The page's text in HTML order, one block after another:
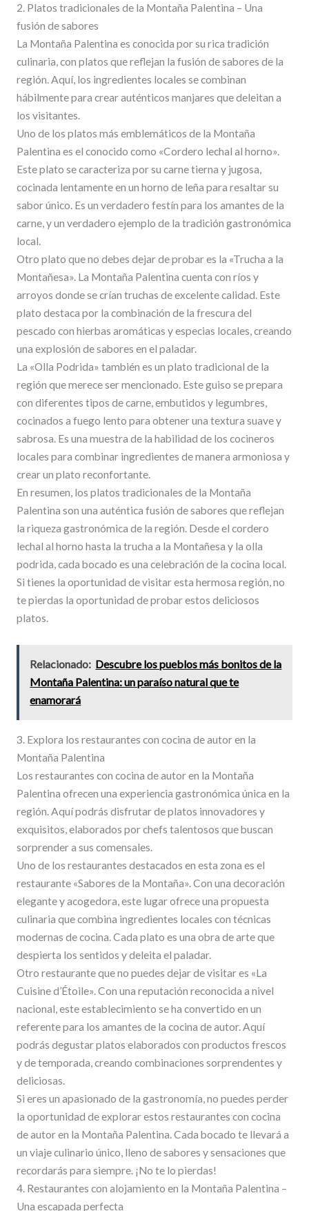
2. Platos tradicionales de la Montaña Palentina – Una
fusión de sabores
La Montaña Palentina es conocida por su rica tradición
culinaria, con platos que reflejan la fusión de sabores de la
región. Aquí, los ingredientes locales se combinan
hábilmente para crear auténticos manjares que deleitan a
los visitantes.
Uno de los platos más emblemáticos de la Montaña
Palentina es el conocido como «Cordero lechal al horno».
Este plato se caracteriza por su carne tierna y jugosa,
cocinada lentamente en un horno de leña para resaltar su
sabor único. Es un verdadero festín para los amantes de la
carne, y un verdadero ejemplo de la tradición gastronómica
local.
Otro plato que no debes dejar de probar es la «Trucha a la
Montañesa». La Montaña Palentina cuenta con ríos y
arroyos donde se crían truchas de excelente calidad. Este
plato destaca por la combinación de la frescura del
pescado con hierbas aromáticas y especias locales, creando
una explosión de sabores en el paladar.
La «Olla Podrida» también es un plato tradicional de la
región que merece ser mencionado. Este guiso se prepara
con diferentes tipos de carne, embutidos y legumbres,
cocinados a fuego lento para obtener una textura suave y
sabrosa. Es una muestra de la habilidad de los cocineros
locales para combinar ingredientes de manera armoniosa y
crear un plato reconfortante.
En resumen, los platos tradicionales de la Montaña
Palentina son una auténtica fusión de sabores que reflejan
la riqueza gastronómica de la región. Desde el cordero
lechal al horno hasta la trucha a la Montañesa y la olla
podrida, cada bocado es una celebración de la cocina local.
Si tienes la oportunidad de visitar esta hermosa región, no
te pierdas la oportunidad de probar estos deliciosos
platos.
Relacionado: Descubre los pueblos más bonitos de la
Montaña Palentina: un paraíso natural que te
enamorará
3. Explora los restaurantes con cocina de autor en la
Montaña Palentina
Los restaurantes con cocina de autor en la Montaña
Palentina ofrecen una experiencia gastronómica única en la
región. Aquí podrás disfrutar de platos innovadores y
exquisitos, elaborados por chefs talentosos que buscan
sorprender a sus comensales.
Uno de los restaurantes destacados en esta zona es el
restaurante «Sabores de la Montaña». Con una decoración
elegante y acogedora, este lugar ofrece una propuesta
culinaria que combina ingredientes locales con técnicas
modernas de cocina. Cada plato es una obra de arte que
despierta los sentidos y deleita el paladar.
Otro restaurante que no puedes dejar de visitar es «La
Cuisine d’Étoile». Con una reputación reconocida a nivel
nacional, este establecimiento se ha convertido en un
referente para los amantes de la cocina de autor. Aquí
podrás degustar platos elaborados con productos frescos
y de temporada, creando combinaciones sorprendentes y
deliciosas.
Si eres un apasionado de la gastronomía, no puedes perder
la oportunidad de explorar estos restaurantes con cocina
de autor en la Montaña Palentina. Cada bocado te llevará a
un viaje culinario único, lleno de sabores y sensaciones que
recordarás para siempre. ¡No te lo pierdas!
4. Restaurantes con alojamiento en la Montaña Palentina –
Una escapada perfecta